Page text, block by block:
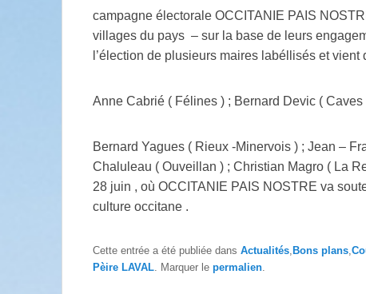
campagne électorale OCCITANIE PAIS
villages du pays – sur la base de leurs
l’élection de plusieurs maires labéllisés et vient
Anne Cabrié ( Félines ) ; Bernard Devic (
Bernard Yagues ( Rieux -Minervois ) ; Jean –
Chaluleau ( Ouveillan ) ; Christian Magro ( La
28 juin , où OCCITANIE PAIS NOSTRE va
culture occitane .
Cette entrée a été publiée dans Actualités Bons plans
Pèire LAVAL . Marquer le permalien